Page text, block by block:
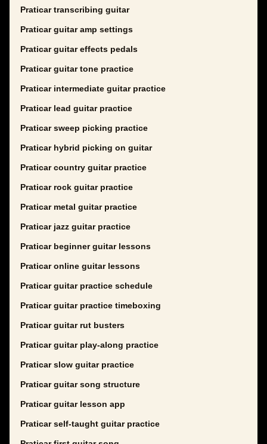
Praticar transcribing guitar
Praticar guitar amp settings
Praticar guitar effects pedals
Praticar guitar tone practice
Praticar intermediate guitar practice
Praticar lead guitar practice
Praticar sweep picking practice
Praticar hybrid picking on guitar
Praticar country guitar practice
Praticar rock guitar practice
Praticar metal guitar practice
Praticar jazz guitar practice
Praticar beginner guitar lessons
Praticar online guitar lessons
Praticar guitar practice schedule
Praticar guitar practice timeboxing
Praticar guitar rut busters
Praticar guitar play-along practice
Praticar slow guitar practice
Praticar guitar song structure
Praticar guitar lesson app
Praticar self-taught guitar practice